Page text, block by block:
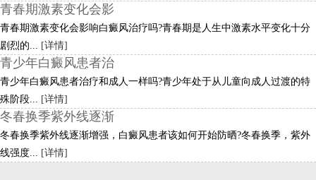
青春期激素变化会影
青春期激素变化会影响白癜风治疗吗?青春期是人生中激素水平变化十分
剧烈的... [详情]
青少年白癜风患者治
青少年白癜风患者治疗和成人一样吗?青少年处于从儿童向成人过渡的特
殊阶段... [详情]
冬春换季紫外线逐渐
冬春换季紫外线逐渐增强，白癜风患者该如何开始防晒?冬春换季，紫外
线强度... [详情]